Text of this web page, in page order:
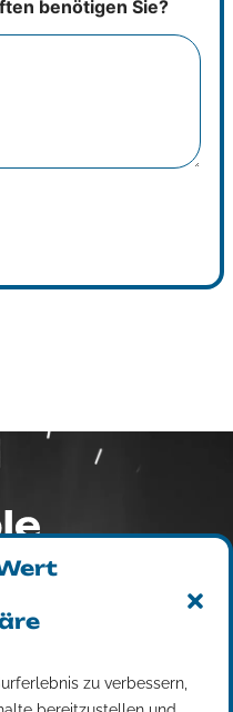
zu verbessern,
benötigen Sie?
Harjumaa